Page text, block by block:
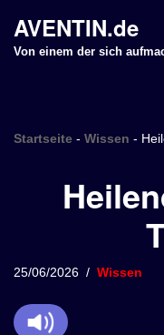
Z
n
p
i
AVENTIN.de
Von einem der sich
Startseite - Wissen -
25/06/2026 Wissen